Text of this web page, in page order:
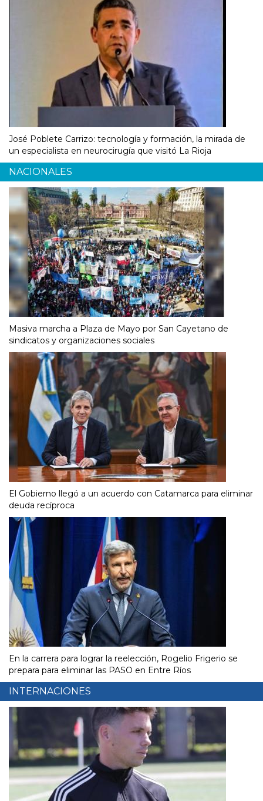
José Poblete Carrizo: tecnología y formación, la mirada de
un especialista en neurocirugía que visitó La Rioja
NACIONALES
Masiva marcha a Plaza de Mayo por San Cayetano de
sindicatos y organizaciones sociales
El Gobierno llegó a un acuerdo con Catamarca para eliminar
deuda recíproca
En la carrera para lograr la reelección, Rogelio Frigerio se
prepara para eliminar las PASO en Entre Ríos
INTERNACIONES